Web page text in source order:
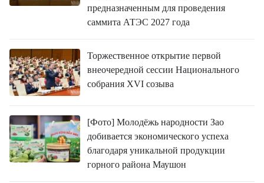
предназначенным для проведения
саммита АТЭС 2027 года
Торжественное открытие первой
внеочередной сессии Национального
собрания XVI созыва
[Фото] Молодёжь народности Зао
добивается экономического успеха
благодаря уникальной продукции
горного района Маушон